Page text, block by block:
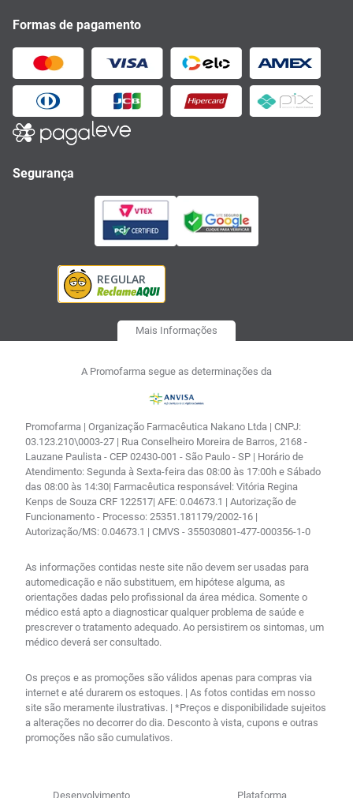
Formas de pagamento
Segurança
Mais Informações
A Promofarma segue as determinações da
Promofarma | Organização Farmacêutica Nakano Ltda | CNPJ:
03.123.210\0003-27 | Rua Conselheiro Moreira de Barros, 2168 -
Lauzane Paulista - CEP 02430-001 - São Paulo - SP | Horário de
Atendimento: Segunda à Sexta-feira das 08:00 às 17:00h e Sábado
das 08:00 às 14:30| Farmacêutica responsável: Vitória Regina
Kenps de Souza CRF 122517| AFE: 0.04673.1 | Autorização de
Funcionamento - Processo: 25351.181179/2002-16 |
Autorização/MS: 0.04673.1 | CMVS - 355030801-477-000356-1-0
As informações contidas neste site não devem ser usadas para
automedicação e não substituem, em hipótese alguma, as
orientações dadas pelo profissional da área médica. Somente o
médico está apto a diagnosticar qualquer problema de saúde e
prescrever o tratamento adequado. Ao persistirem os sintomas, um
médico deverá ser consultado.
Os preços e as promoções são válidos apenas para compras via
internet e até durarem os estoques. | As fotos contidas em nosso
site são meramente ilustrativas. | *Preços e disponibilidade sujeitos
a alterações no decorrer do dia. Desconto à vista, cupons e outras
promoções não são cumulativos.
Desenvolvimento Plataforma